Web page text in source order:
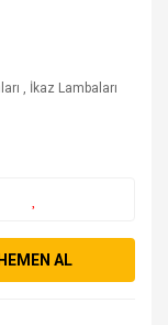
, İkaz Lambaları
AL